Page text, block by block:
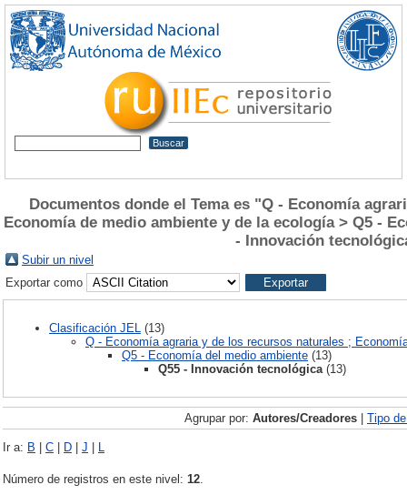
Documentos donde el Tema es "Q - Economía
Economía de medio ambiente y de la ecología > Q5 -
- Innovación
Subir un nivel
Exportar como
Clasificación JEL
(13)
Q - Economía agraria y de los recursos naturales ;
Q5 - Economía del medio ambiente (13)
Q55 - Innovación tecnológica (13)
Agrupar por: Autores/Creadores | Tipo
Ir a: B | C | D | J | L
Número de registros en este nivel: 12